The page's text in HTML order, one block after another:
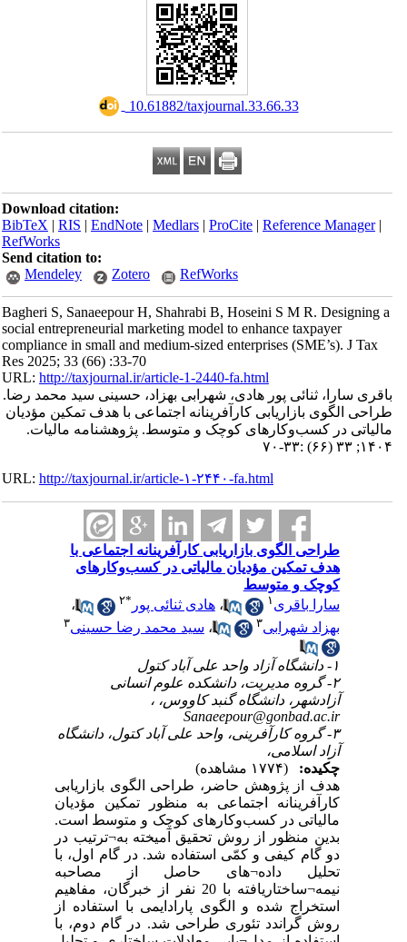
‎ 10.61882/taxjournal.33.66.33
Download citation:
BibTeX|RIS|EndNote|Medlars|ProCite|Reference Manager
RefWorks
Send citation to:
Mendeley
Zotero RefWorks
Bagheri S, Sanaeepour H, Shahrabi B, Hoseini S M R. Designing a
social entrepreneurial marketing model to enhance taxpayer
compliance in small and medium-sized enterprises (SME’s). J Tax
Res 2025; 33 (66) :33-70
URL:http://taxjournal.ir/article-1-2440-fa.html
باقری سارا، ثنائی پور هادی، شهرابی بهزاد، حسینی سید محمد رضا.
طراحی الگوی بازاریابی کارآفرینانه اجتماعی با هدف تمکین مؤدیان
مالیاتی در کسب‌وکارهای کوچک و متوسط. پژوهشنامه مالیات.
۱۴۰۴; ۳۳ (۶۶) :۳۳-۷۰
URL:http://taxjournal.ir/article-۱-۲۴۴۰-fa.html
طراحی الگوی بازاریابی کارآفرینانه اجتماعی با
هدف تمکین مؤدیان مالیاتی در کسب‌وکارهای
کوچک و متوسط
سارا باقری۱ ،هادی ثنائی پور ۲
،
بهزاد شهرابی
،سید محمد رضا حسینی
۲- گروه مدیریت، دانشکده علوم انسانی
آزادشهر، دانشگاه گنبد کاووس، ،
Sanaeepour@gonbad.ac.ir
۳- گروه کارآفرینی، واحد علی آباد کتول، دانشگاه
آزاد اسلامی،
چکیده:
هدف از پژوهش حاضر، طراحی الگوی بازاریابی
کارآفرینانه اجتماعی به منظور تمکین مؤدیان
مالیاتی در کسب‌وکارهای کوچک و متوسط است.
بدین منظور از روش تحقیق آمیخته به¬ترتیب در
دو گام کیفی و کمّی استفاده شد. در گام اول، با
تحلیل داده¬های حاصل از مصاحبه
نیمه¬ساختاریافته با 20 نفر از خبرگان، مفاهیم
استخراج شده و الگوی پارادایمی با استفاده از
روش گراندد تئوری طراحی شد. در گام دوم، با